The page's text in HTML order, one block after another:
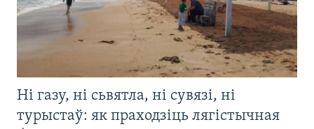
Ні газу, ні сьвятла, ні сувязі, ні
турыстаў: як праходзіць лягістычная